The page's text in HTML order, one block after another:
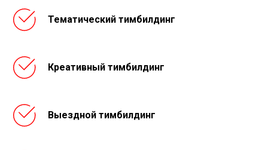
Тематический тимбилдинг
Креативный тимбилдинг
Выездной тимбилдинг